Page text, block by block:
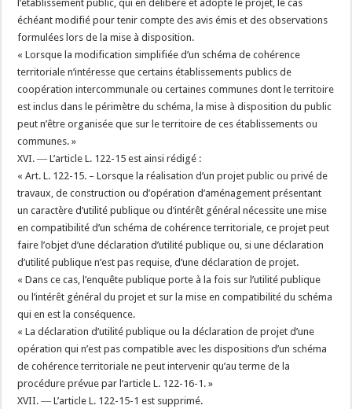
l’établissement public, qui en délibère et adopte le projet, le cas
échéant modifié pour tenir compte des avis émis et des observations
formulées lors de la mise à disposition.
« Lorsque la modification simplifiée d’un schéma de cohérence
territoriale n’intéresse que certains établissements publics de
coopération intercommunale ou certaines communes dont le territoire
est inclus dans le périmètre du schéma, la mise à disposition du public
peut n’être organisée que sur le territoire de ces établissements ou
communes. »
XVI. ― L’article L. 122-15 est ainsi rédigé :
« Art. L. 122-15. – Lorsque la réalisation d’un projet public ou privé de
travaux, de construction ou d’opération d’aménagement présentant
un caractère d’utilité publique ou d’intérêt général nécessite une mise
en compatibilité d’un schéma de cohérence territoriale, ce projet peut
faire l’objet d’une déclaration d’utilité publique ou, si une déclaration
d’utilité publique n’est pas requise, d’une déclaration de projet.
« Dans ce cas, l’enquête publique porte à la fois sur l’utilité publique
ou l’intérêt général du projet et sur la mise en compatibilité du schéma
qui en est la conséquence.
« La déclaration d’utilité publique ou la déclaration de projet d’une
opération qui n’est pas compatible avec les dispositions d’un schéma
de cohérence territoriale ne peut intervenir qu’au terme de la
procédure prévue par l’article L. 122-16-1. »
XVII. ― L’article L. 122-15-1 est supprimé.